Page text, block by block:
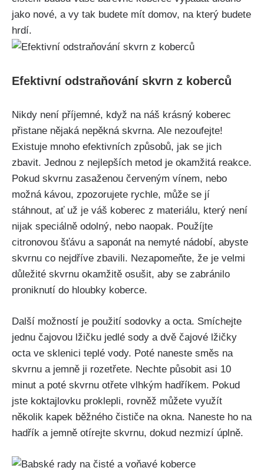
jako⁤ nové, a vy tak budete mít domov, na který budete
hrdí.
Efektivní‌ odstraňování skvrn z koberců
Nikdy není ​příjemné, když na náš krásný ⁤koberec
přistane nějaká nepěkná skvrna. ​Ale nezoufejte!
Existuje mnoho efektivních způsobů,‌ jak se jich⁢
zbavit. Jednou z nejlepších ​metod je okamžitá reakce.
Pokud ⁣skvrnu ⁢zasaženou červeným vínem, ⁤nebo
‌možná kávou, ​zpozorujete rychle, může se jí
stáhnout,⁢ ať už je váš⁢ koberec z materiálu, který ‌není
nijak speciálně odolný, nebo ⁢naopak. Použíjte ​
citronovou šťávu a ‍saponát na nemyté‌ nádobí, abyste
skvrnu co nejdříve​ zbavili.⁤ Nezapomeňte, že je‌ velmi
důležité skvrnu okamžitě osušit, aby se‌ zabránilo‌
proniknutí do hloubky koberce.
Další možností je použití sodovky ‌a ‍octa.⁤ Smíchejte
jednu ⁣čajovou lžičku jedlé ⁣sody a dvě čajové lžičky
octa ve sklenici ⁣teplé vody. Poté naneste směs na
skvrnu a jemně​ ji rozetřete. ⁣Nechte‍ působit asi 10
minut ‍a poté ⁣skvrnu ‍otřete vlhkým hadříkem. Pokud​
jste ‍koktajlovku ⁤proklepli, rovněž můžete využít
několik kapek⁤ běžného‍ čističe na⁢ okna. Naneste ho na‌
hadřík a⁤ jemně ‍otírejte ⁣skvrnu, dokud ​nezmizí úplně.